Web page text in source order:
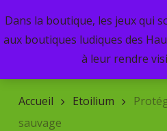
Dans la boutique, les jeux qui
aux boutiques ludiques des
à leur rendre
to
main
produits
Accueil Etoilium
sauvage